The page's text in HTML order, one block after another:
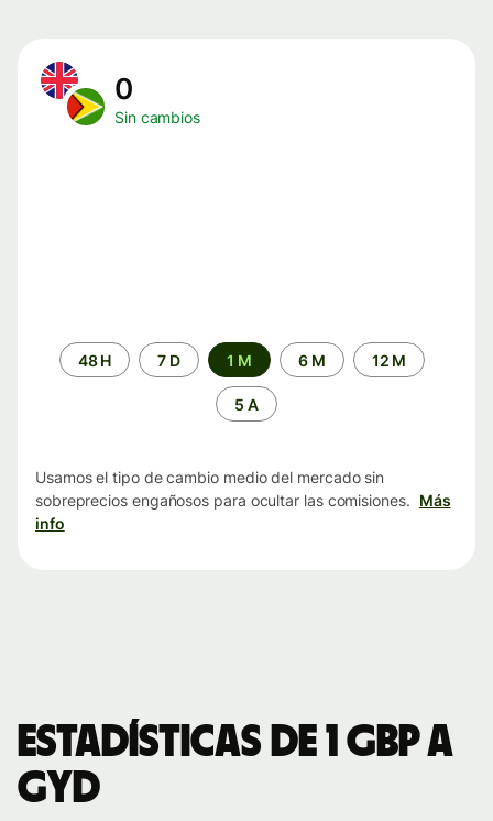
0
Sin cambios
Periodo48 H 7 D 1 M 6 M 12 M
5 A
Usamos el tipo de cambio medio del mercado sin
sobreprecios engañosos para ocultar las comisiones. Más
info
Estadísticas de 1 GBP a
GYD